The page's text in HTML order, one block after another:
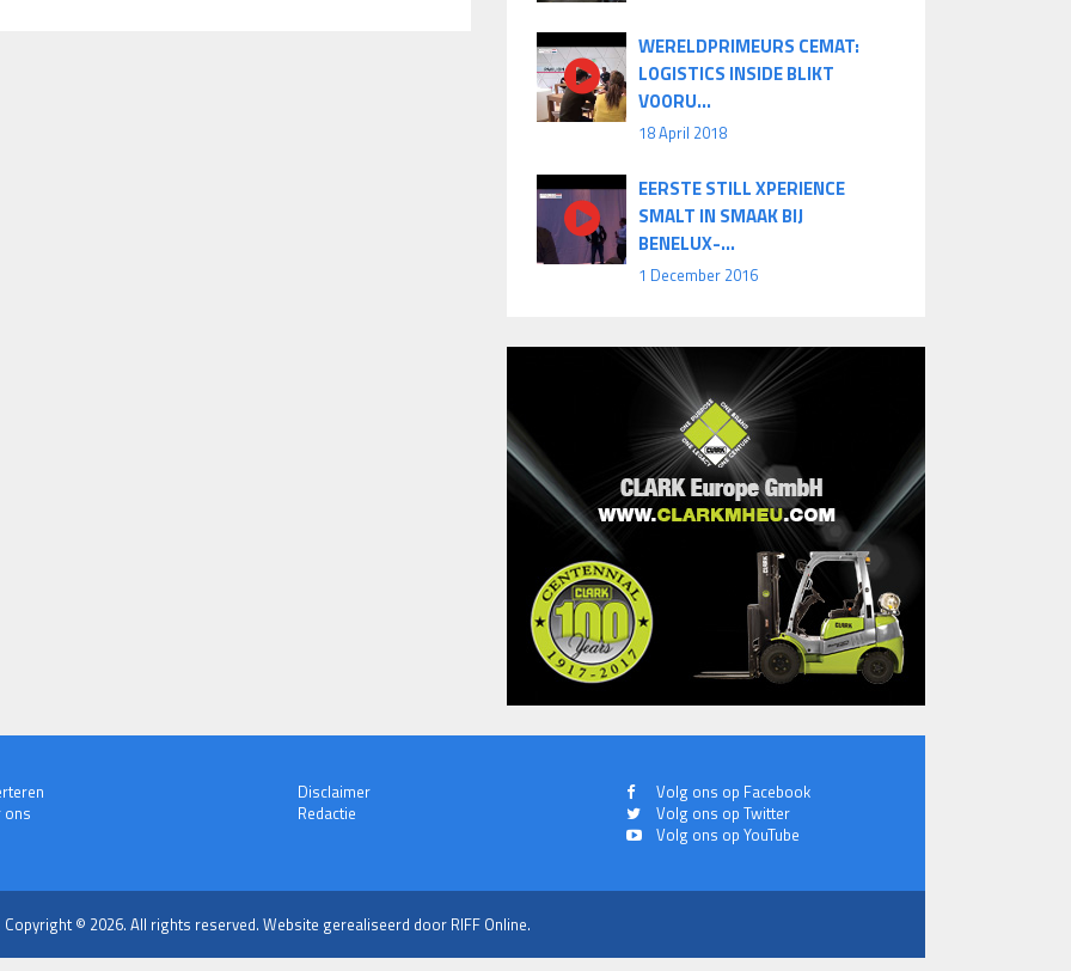
WERELDPRIMEURS CEMAT:
LOGISTICS INSIDE BLIKT
VOORU...
18 April 2018
EERSTE STILL XPERIENCE
SMALT IN SMAAK BIJ
BENELUX-...
1 December 2016
ons
Disclaimer
Redactie
Volg ons op Facebook
Volg ons op Twitter
Volg ons op YouTube
Copyright © 2026. All rights reserved. Website gerealiseerd door RIFF Online.